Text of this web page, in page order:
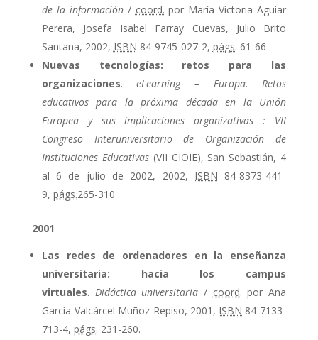
de la información/ coord. por María Victoria Aguiar
Perera, Josefa Isabel Farray Cuevas, Julio Brito
Santana, 2002, ISBN 84-9745-027-2, págs. 61-66
Nuevas tecnologías: retos para las
organizaciones. eLearning – Europa. Retos
educativos para la próxima década en la Unión
Europea y sus implicaciones organizativas : VII
Congreso Interuniversitario de Organización de
Instituciones Educativas(VII CIOIE), San Sebastián, 4
al 6 de julio de 2002, 2002, ISBN 84-8373-441-
9, págs.265-310
2001
Las redes de ordenadores en la enseñanza
universitaria: hacia los campus
virtuales. Didáctica universitaria / coord. por Ana
García-Valcárcel Muñoz-Repiso, 2001, ISBN 84-7133-
713-4, págs. 231-260.